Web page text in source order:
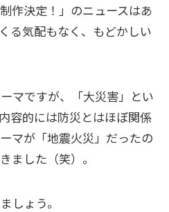
作決定！」のニュースはあ
る気配もなく、もどかしい
マですが、「大災害」とい
容的には防災とはほぼ関係
マが「地震火災」だったの
ました（笑）。
しょう。